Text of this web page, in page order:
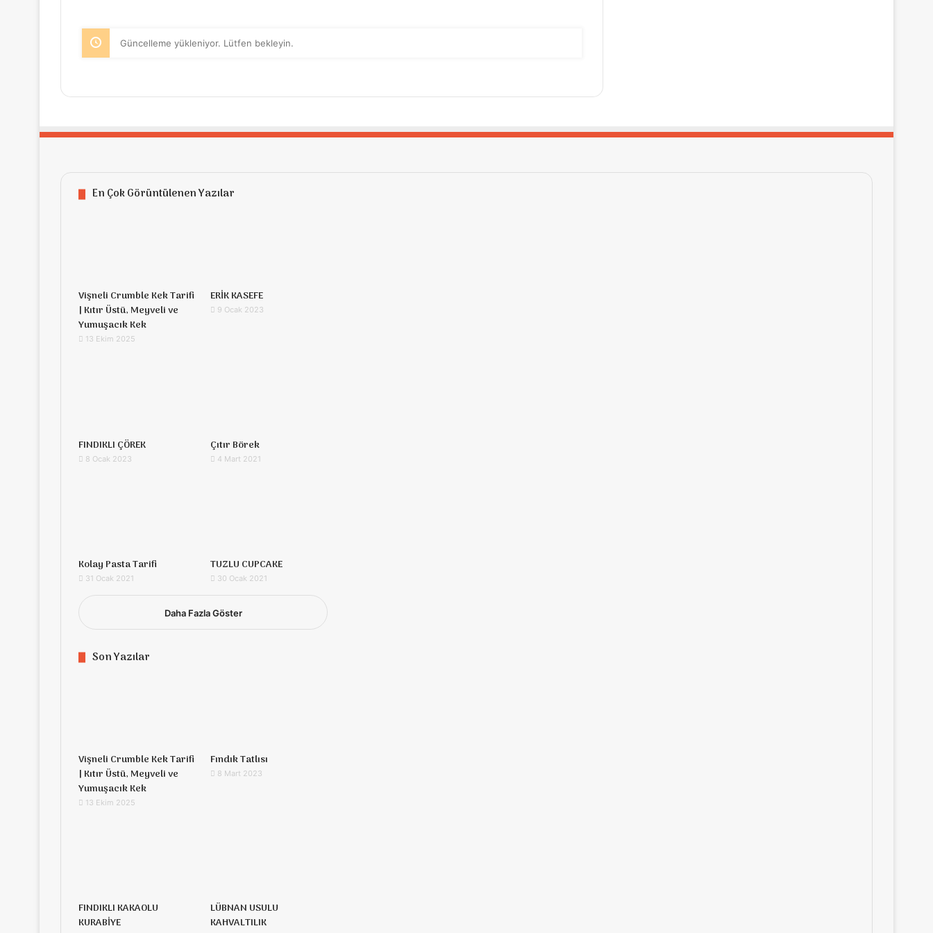
Güncelleme yükleniyor. Lütfen bekleyin.
En Çok Görüntülenen Yazılar
Vişneli Crumble Kek Tarifi
| Kıtır Üstü, Meyveli ve
Yumuşacık Kek
13 Ekim 2025
ERİK KASEFE
9 Ocak 2023
FINDIKLI ÇÖREK
8 Ocak 2023
Çıtır Börek
4 Mart 2021
Kolay Pasta Tarifi
31 Ocak 2021
TUZLU CUPCAKE
30 Ocak 2021
Daha Fazla Göster
Son Yazılar
Vişneli Crumble Kek Tarifi
| Kıtır Üstü, Meyveli ve
Yumuşacık Kek
13 Ekim 2025
Fındık Tatlısı
8 Mart 2023
FINDIKLI KAKAOLU
KURABİYE
LÜBNAN USULU
KAHVALTILIK